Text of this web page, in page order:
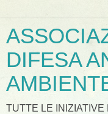
DIFESA
TUTTE LE INIZIATIVE